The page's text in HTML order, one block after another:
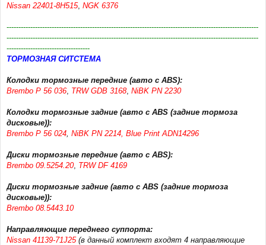
Nissan 22401-8H515, NGK 6376
----------------------------------------------------------------------------------------------------------
----------------------------------------------------------------------------------------------------------
-----------------------------------
ТОРМОЗНАЯ СИТСТЕМА
Колодки тормозные передние (авто с ABS):
Brembo P 56 036 TRW GDB 3168, NiBK PN 2230
Колодки тормозные задние (авто с ABS (задние тормоза
дисковые)):
Brembo P 56 024 NiBK PN 2214, Blue Print ADN14296
Диски тормозные передние (авто с ABS):
Brembo 09.5254.20, TRW DF 4169
Диски тормозные задние (авто с ABS (задние тормоза
дисковые)):
Brembo 08.5443.10
Направляющие переднего суппорта:
Nissan 41139-71J25(в данный комплект входят 4 направляющие